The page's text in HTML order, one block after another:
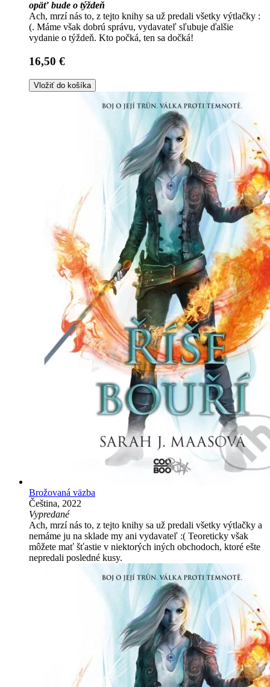
opäť bude o týždeň
Ach, mrzí nás to, z tejto knihy sa už predali všetky výtlačky :
(. Máme však dobrú správu, vydavateľ sľubuje ďalšie
vydanie o týždeň. Kto počká, ten sa dočká!
16,50 €
Vložiť do košíka
Brožovaná väzba
Čeština, 2022
Vypredané
Ach, mrzí nás to, z tejto knihy sa už predali všetky výtlačky a
nemáme ju na sklade my ani vydavateľ :( Teoreticky však
môžete mať šťastie v niektorých iných obchodoch, ktoré ešte
nepredali posledné kusy.